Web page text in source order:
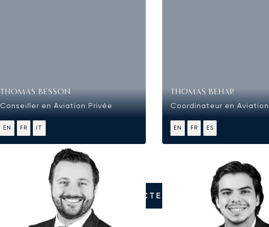
THOMAS BESSON
Conseiller en Aviation Privée
EN FR IT
THOMAS BEHAR
Coordinateur en
EN FR ES
CONTACTEZ-NOUS